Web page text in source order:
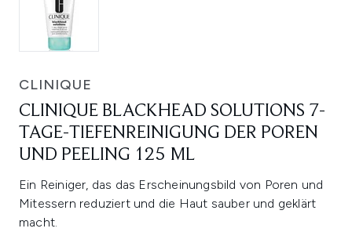
CLINIQUE
CLINIQUE BLACKHEAD SOLUTIONS 7-
TAGE-TIEFENREINIGUNG DER POREN
UND PEELING 125 ML
Ein Reiniger, das das Erscheinungsbild von Poren und
Mitessern reduziert und die Haut sauber und geklärt
macht.